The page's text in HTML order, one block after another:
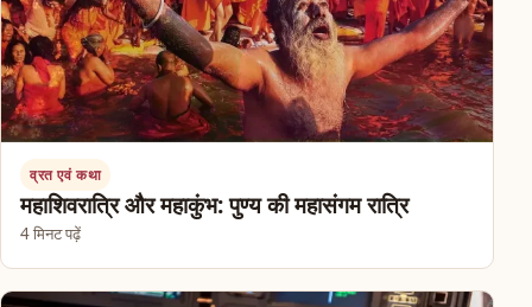
व्रत एवं कथा
महाशिवरात्रि और महाकुंभ: पुण्य की महासंगम रात्रि
4 मिनट पढ़ें